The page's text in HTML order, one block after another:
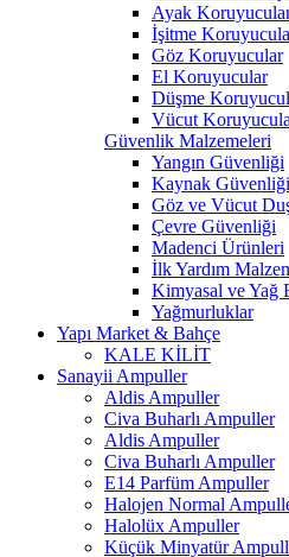
Ayak
İşitme
Göz Koruyucular
El Koruyucular
Düşme
Vücut
Güvenlik Malzemeleri
Yangın Güvenliği
Kaynak Güvenliği
Göz ve Vücut
Çevre Güvenliği
Madenci Ürünleri
İlk Yardım
Kimyasal ve Yağ
Yağmurluklar
Yapı Market & Bahçe
KALE KİLİT
Sanayii Ampuller
Aldis Ampuller
Civa Buharlı Ampuller
Aldis Ampuller
Civa Buharlı Ampuller
E14 Parfüm Ampuller
Halojen Normal
Halolüx Ampuller
Küçük Minyatür